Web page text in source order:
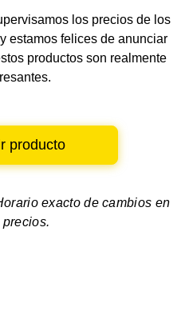
los precios de los
estamos felices de anunciar
productos son realmente
producto
exacto de cambios en
precios.